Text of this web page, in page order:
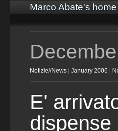
Marco Abate's
Notizie//News January 2006
E'
dispense